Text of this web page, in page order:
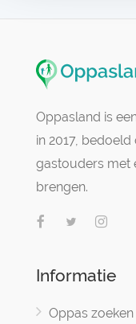
Oppasland is
in 2017,
gastouders met
brengen.
Informatie
Oppas zoeken